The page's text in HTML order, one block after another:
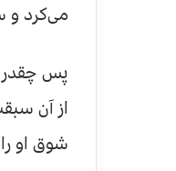
می‌كرد و
پس
از آن
شوق او